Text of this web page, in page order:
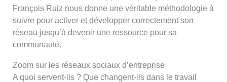
François Ruiz nous donne une véritable méthodologie à
suivre pour activer et développer correctement son
réseau jusqu’à devenir une ressource pour sa
communauté.
Zoom sur les réseaux sociaux d’entreprise
A quoi servent-ils ? Que changent-ils dans le travail